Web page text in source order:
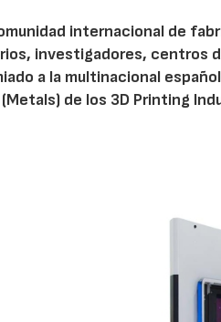
internacional de
investigadores, centros
a la multinacional
(Metals) de los 3D Printing